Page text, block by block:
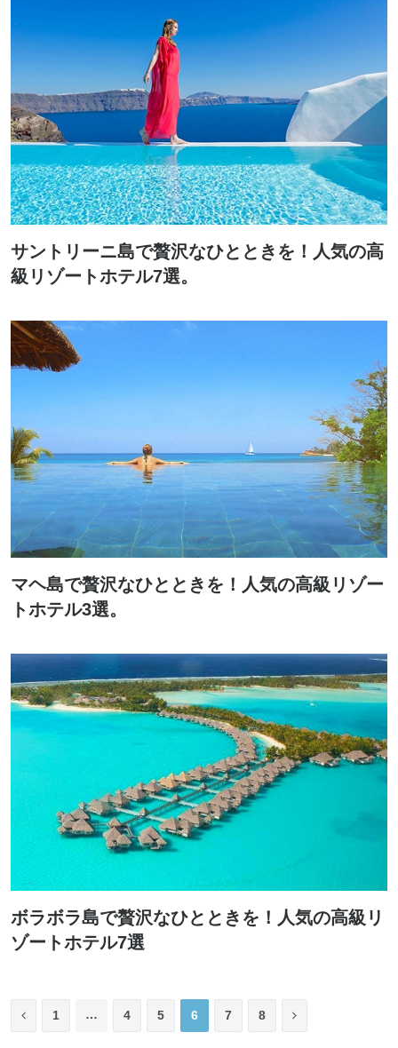
サントリーニ島で贅沢なひとときを！人気の高
級リゾートホテル7選。
マヘ島で贅沢なひとときを！人気の高級リゾー
トホテル3選。
ボラボラ島で贅沢なひとときを！人気の高級リ
ゾートホテル7選
Previous
1 … 4 5 6 7 8 Next